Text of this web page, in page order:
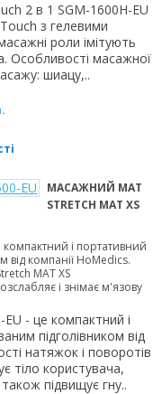
2 в 1 SGM-1600H-EU
з гелевими
роли імітують
Особливості масажної
шиацу,..
МАСАЖНИЙ МАТ
STRETCH MAT XS
і портативний
компанії HoMedics.
MAT XS
і знімає м'язову
- це компактний і
підголівником від
натяжок і поворотів
тіло користувача,
підвищує гну..